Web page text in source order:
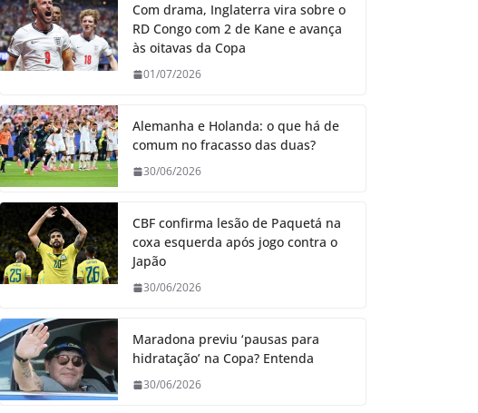
Com drama, Inglaterra vira sobre o
RD Congo com 2 de Kane e avança
às oitavas da Copa
01/07/2026
Alemanha e Holanda: o que há de
comum no fracasso das duas?
30/06/2026
CBF confirma lesão de Paquetá na
coxa esquerda após jogo contra o
Japão
30/06/2026
Maradona previu ‘pausas para
hidratação’ na Copa? Entenda
30/06/2026